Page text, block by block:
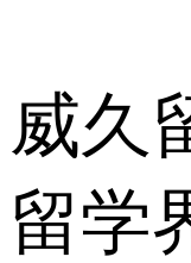
威久
留学